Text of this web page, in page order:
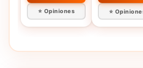
⭐ Opiniones ⭐